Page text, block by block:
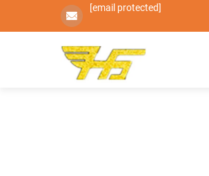
[email protected]